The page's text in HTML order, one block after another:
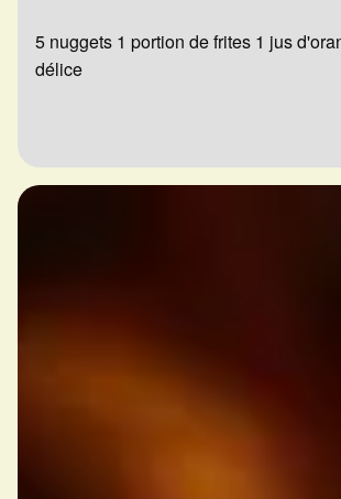
5 nuggets 1 portion de frites 1 jus
délice